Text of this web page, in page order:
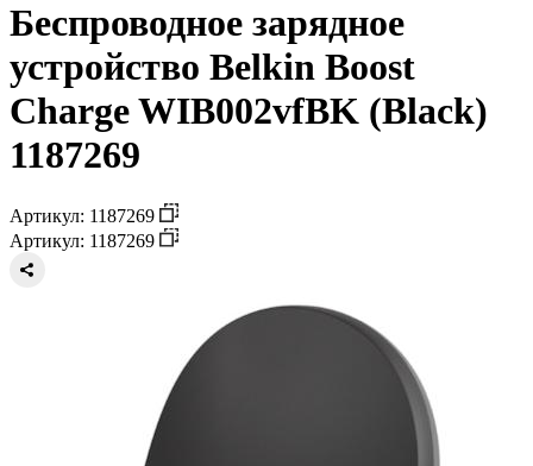
Беспроводное зарядное
устройство Belkin Boost
Charge WIB002vfBK (Black)
1187269
Артикул: 1187269
Артикул: 1187269